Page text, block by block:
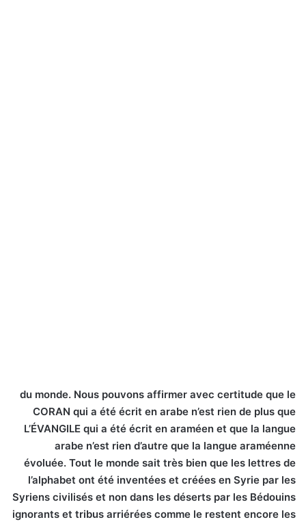
du monde. Nous pouvons affirmer avec certitude que le
CORAN qui a été écrit en arabe n’est rien de plus que
L’ÉVANGILE qui a été écrit en araméen et que la langue
arabe n’est rien d’autre que la langue araméenne
évoluée. Tout le monde sait très bien que les lettres de
l’alphabet ont été inventées et créées en Syrie par les
Syriens civilisés et non dans les déserts par les Bédouins
ignorants et tribus arriérées comme le restent encore les